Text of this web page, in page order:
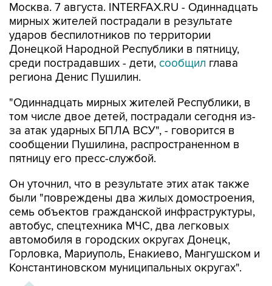
Москва. 7 августа. INTERFAX.RU - Одиннадцать
мирных жителей пострадали в результате
ударов беспилотников по территории
Донецкой Народной Республики в пятницу,
среди пострадавших - дети, сообщил глава
региона Денис Пушилин.
"Одиннадцать мирных жителей Республики, в
том числе двое детей, пострадали сегодня из-
за атак ударных БПЛА ВСУ", - говорится в
сообщении Пушилина, распространенном в
пятницу его пресс-службой.
Он уточнил, что в результате этих атак также
были "повреждены два жилых домостроения,
семь объектов гражданской инфраструктуры,
автобус, спецтехника МЧС, два легковых
автомобиля в городских округах Донецк,
Горловка, Мариуполь, Енакиево, Мангушском и
Константиновском муниципальных округах".